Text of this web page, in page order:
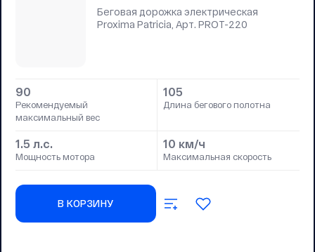
Беговая дорожка электрическая
Proxima Patricia, Арт. PROT-220
90
Рекомендуемый
максимальный вес
105
Длина бегового полотна
1.5 л.с.
Мощность мотора
10 км/ч
Максимальная скорость
В КОРЗИНУ